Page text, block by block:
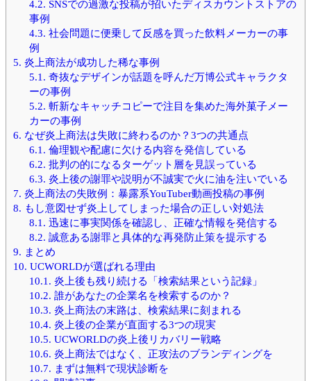
4.2. SNSでの過激な投稿が招いたディスカウントストアの
事例
4.3. 社会問題に便乗して反感を買った飲料メーカーの事
例
5. 炎上商法が成功した稀な事例
5.1. 奇抜なデザインが話題を呼んだ万博公式キャラクタ
ーの事例
5.2. 斬新なキャッチコピーで注目を集めた海外菓子メー
カーの事例
6. なぜ炎上商法は失敗に終わるのか？3つの共通点
6.1. 倫理観や配慮に欠ける内容を発信している
6.2. 批判の的になるターゲット層を見誤っている
6.3. 炎上後の謝罪や説明が不誠実で火に油を注いでいる
7. 炎上商法の失敗例：暴露系YouTuber動画投稿の事例
8. もし意図せず炎上してしまった場合の正しい対処法
8.1. 迅速に事実関係を確認し、正確な情報を発信する
8.2. 誠意ある謝罪と具体的な再発防止策を提示する
9. まとめ
10. UCWORLDが選ばれる理由
10.1. 炎上後も残り続ける「検索結果という記録」
10.2. 誰があなたの企業名を検索するのか？
10.3. 炎上商法の末路は、検索結果に刻まれる
10.4. 炎上後の企業が直面する3つの現実
10.5. UCWORLDの炎上後リカバリー戦略
10.6. 炎上商法ではなく、正攻法のブランディングを
10.7. まずは無料で現状診断を